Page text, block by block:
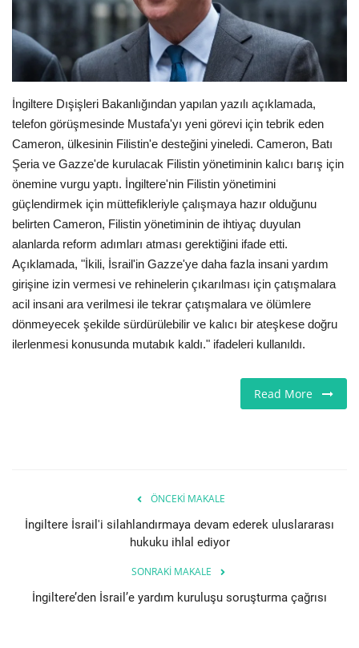
Londra
İngiltere
İş & Ekonomi
Videolar
Pazaryeri
Kültür - Sanat
Firma Rehberi
Galeri
Dilim
İngiltere Dışişleri Bakanlığından yapılan yazılı açıklamada,
telefon görüşmesinde Mustafa'yı yeni görevi için tebrik eden
Cameron, ülkesinin Filistin'e desteğini yineledi. Cameron, Batı
Şeria ve Gazze'de kurulacak Filistin yönetiminin kalıcı barış için
önemine vurgu yaptı. İngiltere'nin Filistin yönetimini
güçlendirmek için müttefikleriyle çalışmaya hazır olduğunu
belirten Cameron, Filistin yönetiminin de ihtiyaç duyulan
alanlarda reform adımları atması gerektiğini ifade etti.
Açıklamada, "İkili, İsrail'in Gazze'ye daha fazla insani yardım
girişine izin vermesi ve rehinelerin çıkarılması için çatışmalara
acil insani ara verilmesi ile tekrar çatışmalara ve ölümlere
dönmeyecek şekilde sürdürülebilir ve kalıcı bir ateşkese doğru
ilerlenmesi konusunda mutabık kaldı." ifadeleri kullanıldı.
Read More
ÖNCEKI MAKALE
İngiltere İsrail'i silahlandırmaya devam ederek uluslararası
hukuku ihlal ediyor
SONRAKI MAKALE
İngiltere’den İsrail’e yardım kuruluşu soruşturma çağrısı